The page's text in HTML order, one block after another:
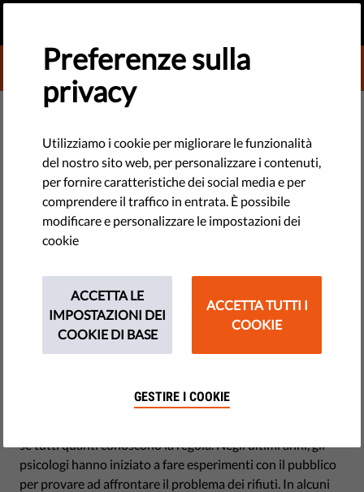
DONATE TO LIBERTIES
TECHNOLOGIE E DIRITTI
#MeAndMyRights: la privacy ci
dà libertà
La privacy ci libera dai vincoli del controllo sociale. Per
questo motivo ci dà la libertà di pensare in modo critico, di
che potrebbero essere considerate controverse.
by Israel Butler
dicembre 08, 2017
cestino è sbagliato. Tuttavia molte persone gettano ancora
se tutti quanti conoscono la regola. Negli ultimi anni, gli
psicologi hanno iniziato a fare esperimenti con il pubblico
per provare ad affrontare il problema dei rifiuti. In alcuni
Preferenze sulla
privacy
Utilizziamo i cookie per migliorare le funzionalità
del nostro sito web, per personalizzare i contenuti,
per fornire caratteristiche dei social media e per
comprendere il traffico in entrata. È possibile
modificare e personalizzare le impostazioni dei
cookie
ACCETTA LE
IMPOSTAZIONI DEI
COOKIE DI BASE
ACCETTA TUTTI I
COOKIE
GESTIRE I COOKIE